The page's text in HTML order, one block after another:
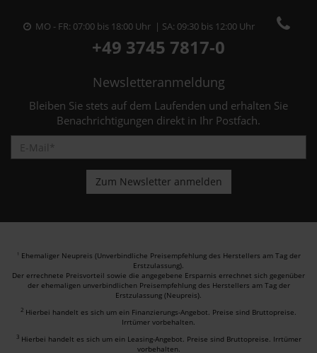
MO - FR: 07:00 bis 18:00 Uhr | SA: 09:30 bis 12:00 Uhr
+49 3745 7817-0
Newsletteranmeldung
Bleiben Sie stets auf dem Laufenden und erhalten Sie
Benachrichtigungen direkt in Ihr Postfach.
1 Ehemaliger Neupreis (Unverbindliche Preisempfehlung des Herstellers am Tag der
Erstzulassung).
Der errechnete Preisvorteil sowie die angegebene Ersparnis errechnet sich gegenüber
der ehemaligen unverbindlichen Preisempfehlung des Herstellers am Tag der
Erstzulassung (Neupreis).
2 Hierbei handelt es sich um ein Finanzierungs-Angebot. Preise sind Bruttopreise.
Irrtümer vorbehalten.
3 Hierbei handelt es sich um ein Leasing-Angebot. Preise sind Bruttopreise. Irrtümer
vorbehalten.